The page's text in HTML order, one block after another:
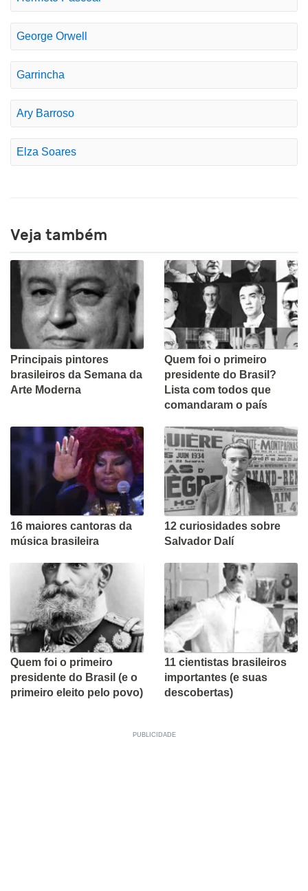
George Orwell
Garrincha
Ary Barroso
Elza Soares
Veja também
Principais pintores
brasileiros da Semana da
Arte Moderna
Quem foi o primeiro
presidente do Brasil?
Lista com todos que
comandaram o país
16 maiores cantoras da
música brasileira
12 curiosidades sobre
Salvador Dalí
Quem foi o primeiro
presidente do Brasil (e o
primeiro eleito pelo povo)
11 cientistas brasileiros
importantes (e suas
descobertas)